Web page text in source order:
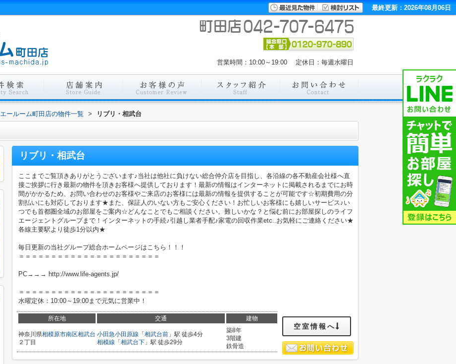
最終更新：2026年08月06日
営業時間：10:00～19:00 定休日：毎週水曜日
エールーム町田店の物件一覧 > リブリ・相武台
リブリ・相武台
ここまでご覧頂きありがとうございます♪当社は他社に負けない総合仲介店を目指し、各沿線の各不動産会社様へ直
接ご挨拶に行き最新の物件を頂きお客様へ提供しております！最新の情報はインターネットに掲載されるまでにお時
間がかかるため、お問い合わせのお客様やご来店のお客様には最新の情報を提供することが可能です☆初期費用の分
割払いにも対応しております★また、保証人のいない方もご安心ください！お忙しいお客様にも嬉しいサービス♪い
つでも首都圏全域のお部屋をご案内☆どんなことでもご相談ください。難しいかな？と悩む前にお部屋探しのライフ
エージェントグループまで！インターネットの手続♪引越し業者手配♪家電の回収作業etc..お気軽にご連絡ください★
各線主要駅より徒歩1分以内★
毎日更新の当社グループ総合ホームページはこちら！！！
＝＝＝＝＝＝＝＝＝＝＝＝＝＝＝＝＝＝＝＝＝＝
PC→→→ http://www.life-agents.jp/
＝＝＝＝＝＝＝＝＝＝＝＝＝＝＝＝＝＝＝＝＝＝
水曜定休：10:00～19:00まで元気に営業中！
所在地 交通 建物
神奈川県相模原市南区相武台
２丁目
小田急小田原線 「 相武台前 」駅 徒歩4分
相模線 「 相武台下 」駅 徒歩29分
築8年
3階建
鉄骨造
空室情報へ